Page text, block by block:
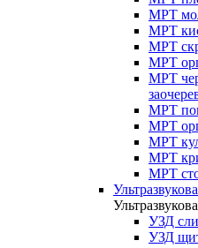
МРТ
МРТ
МРТ
МРТ
МРТ
МРТ
МРТ
МРТ
МРТ
МРТ
УЗД
УЗД